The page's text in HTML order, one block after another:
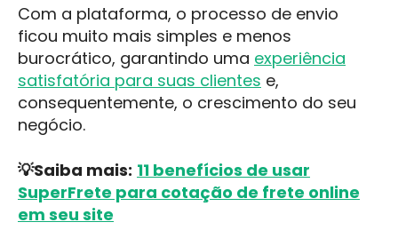
Com a plataforma, o processo de envio
ficou muito mais simples e menos
burocrático, garantindo uma experiência
satisfatória para suas clientes e,
consequentemente, o crescimento do seu
negócio.
💡Saiba mais: 11 benefícios de usar
SuperFrete para cotação de frete online
em seu site